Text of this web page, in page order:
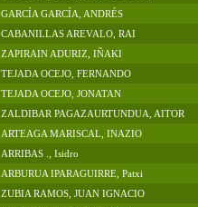
GARCÍA GARCÍA, ANDRÉS
CABANILLAS AREVALO, RAI
ZAPIRAIN ADURIZ, IÑAKI
TEJADA OCEJO, FERNANDO
TEJADA OCEJO, JONATAN
ZALDIBAR PAGAZAURTUNDUA, AITOR
ARTEAGA MARISCAL, INAZIO
ARRIBAS ., Isidro
ARBURUA IPARAGUIRRE, Patxi
ZUBIA RAMOS, JUAN IGNACIO